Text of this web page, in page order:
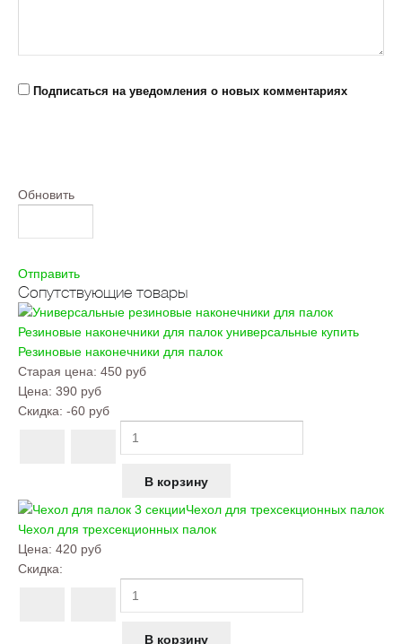
Подписаться на уведомления о новых комментариях
Обновить
Отправить
Сопутствующие товары
Резиновые наконечники для палок универсальные купить
Резиновые наконечники для палок
Старая цена: 450 руб
Цена: 390 руб
Скидка: -60 руб
Чехол для трехсекционных палок
Чехол для трехсекционных палок
Цена: 420 руб
Скидка: